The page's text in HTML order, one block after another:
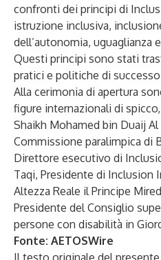
confronti dei principi di
istruzione inclusiva,
dell’autonomia, uguaglianza
Questi principi sono stati
pratici e politiche di
Alla cerimonia di apertura
figure internazionali di
Shaikh Mohamed bin Duaij
Commissione paralimpica di
Direttore esecutivo di
Taqi, Presidente di Inclusion
Altezza Reale il Principe
Presidente del Consiglio
persone con disabilità in
Fonte: AETOSWire
Il testo originale del